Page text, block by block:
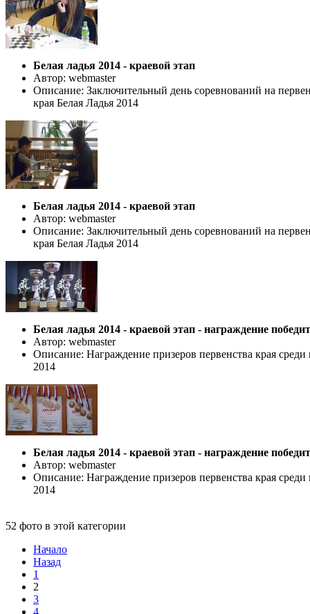
Белая ладья 2014 - краевой этап
Автор: webmaster
Описание: Заключительный день соревнований на
края Белая Ладья 2014
Белая ладья 2014 - краевой этап
Автор: webmaster
Описание: Заключительный день соревнований на
края Белая Ладья 2014
Белая ладья 2014 - краевой этап - награждение
Автор: webmaster
Описание: Награждение призеров первенства края
2014
Белая ладья 2014 - краевой этап - награждение
Автор: webmaster
Описание: Награждение призеров первенства края
2014
52 фото в этой категории
Начало
Назад
1
2
3